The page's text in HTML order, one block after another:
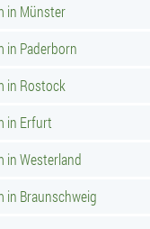
in Münster
in Paderborn
in Rostock
in Erfurt
in Westerland
in Braunschweig